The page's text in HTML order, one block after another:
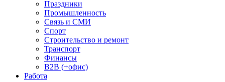
Праздники
Промышленность
Связь и СМИ
Спорт
Строительство и ремонт
Транспорт
Финансы
B2B (+офис)
Работа